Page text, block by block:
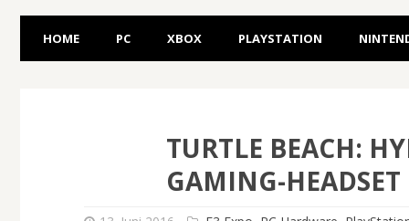
HOME PC XBOX PLAYSTATION
TURTLE BEACH:
GAMING-